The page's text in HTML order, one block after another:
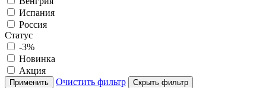
Испания
Россия
Статус
-3%
Новинка
Акция
Применить Очистить фильтр Скрыть фильтр